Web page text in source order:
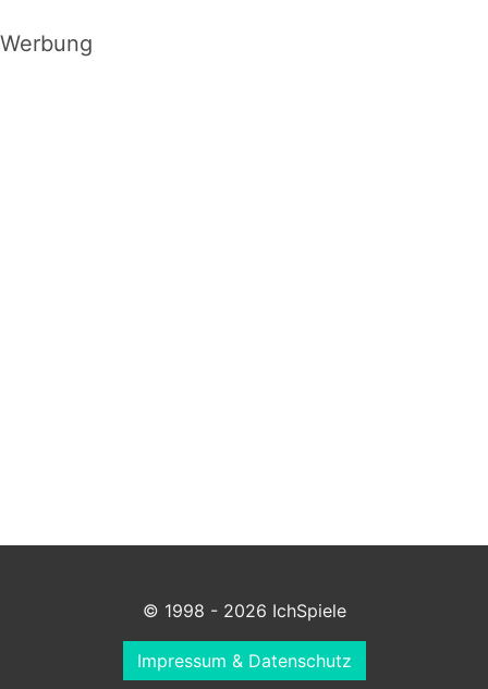
Werbung
© 1998 - 2026 IchSpiele
Impressum & Datenschutz